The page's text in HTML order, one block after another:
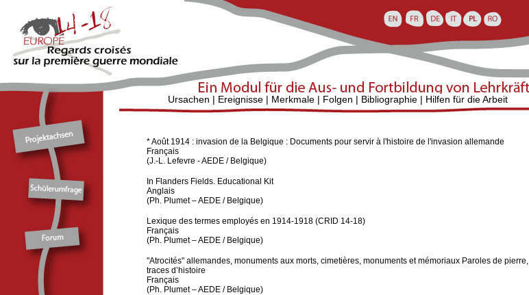
Ursachen | Ereignisse | Merkmale | Folgen | Bibliographie | Hilfen für die Arbeit
* Août 1914 : invasion de la Belgique : Documents pour servir à l'histoire de l'invasion allemande
Français
(J.-L. Lefevre - AEDE / Belgique)
In Flanders Fields. Educational Kit
Anglais
(Ph. Plumet – AEDE / Belgique)
Lexique des termes employés en 1914-1918 (CRID 14-18)
Français
(Ph. Plumet – AEDE / Belgique)
"Atrocités" allemandes, monuments aux morts, cimetières, monuments et mémoriaux Paroles de pierre,
traces d’histoire
Français
(Ph. Plumet – AEDE / Belgique)